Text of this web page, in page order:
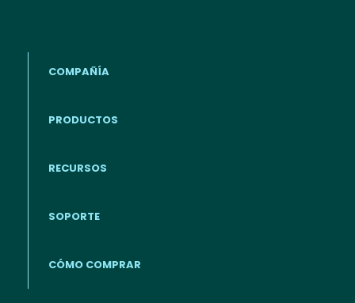
Footer - Español
COMPAÑÍA
PRODUCTOS
RECURSOS
SOPORTE
CÓMO COMPRAR